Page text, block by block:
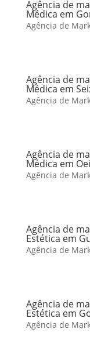
Agência de
Médica em
Agência de
Agência de
Médica em
Agência de
Agência de
Médica em
Agência de
Agência de
Estética em
Agência de
Agência de
Estética em
Agência de